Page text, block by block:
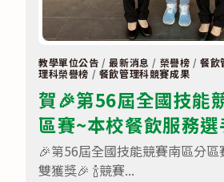
教學單位公告 /最新消息 / 榮譽榜 /餐飲
理科榮譽榜 / 餐飲管理科競賽成果
賀🎉第56屆全國技能
區賽~本校餐飲服務
🎉第56屆全國技能競賽南區分區
雙獲獎🎉 🍾競賽...